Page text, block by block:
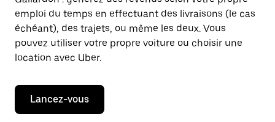
emploi du temps en effectuant des livraisons (le cas
échéant), des trajets, ou même les deux. Vous
pouvez utiliser votre propre voiture ou choisir une
location avec Uber.
Lancez-vous